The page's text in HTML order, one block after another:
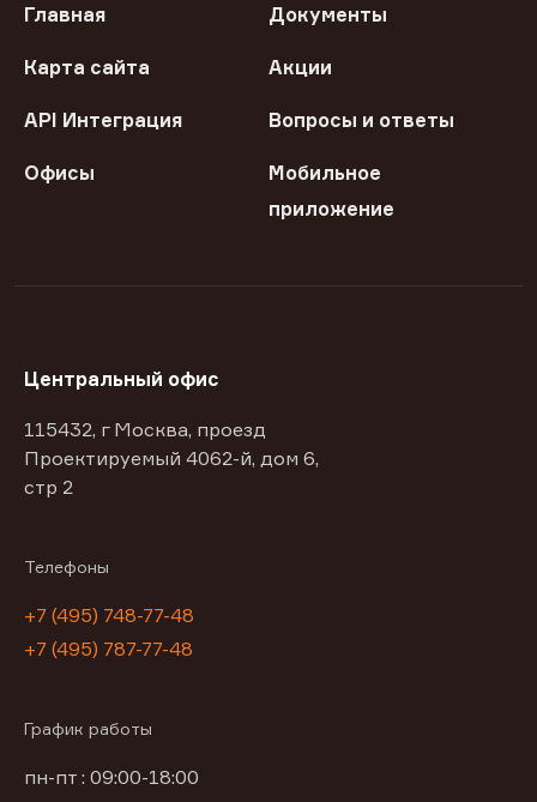
Главная Документы
Карта сайта Акции
API Интеграция Вопросы и ответы
Офисы
Мобильное
приложение
Центральный офис
115432, г Москва, проезд
Проектируемый 4062-й, дом 6,
стр 2
Телефоны
+7 (495) 748-77-48
+7 (495) 787-77-48
График работы
пн-пт : 09:00-18:00